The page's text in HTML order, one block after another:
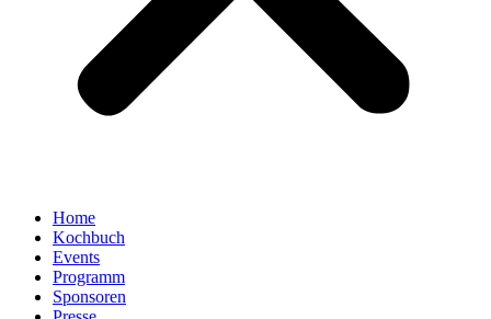
Home
Kochbuch
Events
Programm
Sponsoren